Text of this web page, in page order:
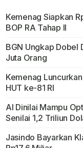
Kemenag Siapkan
BOP RA Tahap II
BGN Ungkap Dobel
Juta Orang
Kemenag
HUT ke-81 RI
AI Dinilai Mampu
Senilai 1,2 Triliun
Jasindo Bayarkan